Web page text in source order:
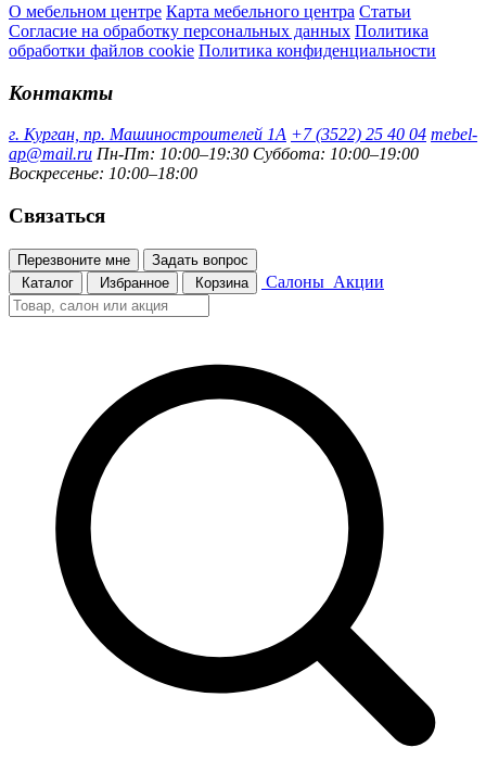
О мебельном центре Карта мебельного центра Статьи
Согласие на обработку персональных данных Политика
обработки файлов cookie Политика конфиденциальности
Контакты
г. Курган, пр. Машиностроителей 1А +7 (3522) 25 40 04 mebel-
ap@mail.ru Пн-Пт: 10:00–19:30 Суббота: 10:00–19:00
Воскресенье: 10:00–18:00
Связаться
Перезвоните мне
Задать вопрос
Каталог
Избранное Корзина Салоны Акции